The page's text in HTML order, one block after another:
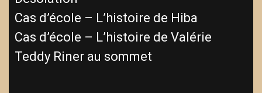
Cas d’école – L’histoire de Hiba
Cas d’école – L’histoire de Valérie
Teddy Riner au sommet